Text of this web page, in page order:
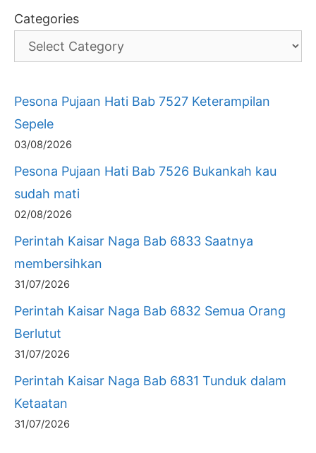
Categories
Pesona Pujaan Hati Bab 7527 Keterampilan
Sepele
03/08/2026
Pesona Pujaan Hati Bab 7526 Bukankah kau
sudah mati
02/08/2026
Perintah Kaisar Naga Bab 6833 Saatnya
membersihkan
31/07/2026
Perintah Kaisar Naga Bab 6832 Semua Orang
Berlutut
31/07/2026
Perintah Kaisar Naga Bab 6831 Tunduk dalam
Ketaatan
31/07/2026